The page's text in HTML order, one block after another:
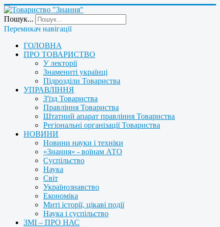
Пошук...
Перемикач навігації
ГОЛОВНА
ПРО ТОВАРИСТВО
У лекторії
Знамениті українці
Підрозділи Товариства
УПРАВЛІННЯ
З'їзд Товариства
Правління Товариства
Штатний апарат правління Товариства
Регіональні організації Товариства
НОВИНИ
Новини науки і техніки
«Знання» - воїнам АТО
Суспільство
Наука
Світ
Українознавство
Економіка
Миті історії, цікаві події
Наука і суспільство
ЗМІ – ПРО НАС